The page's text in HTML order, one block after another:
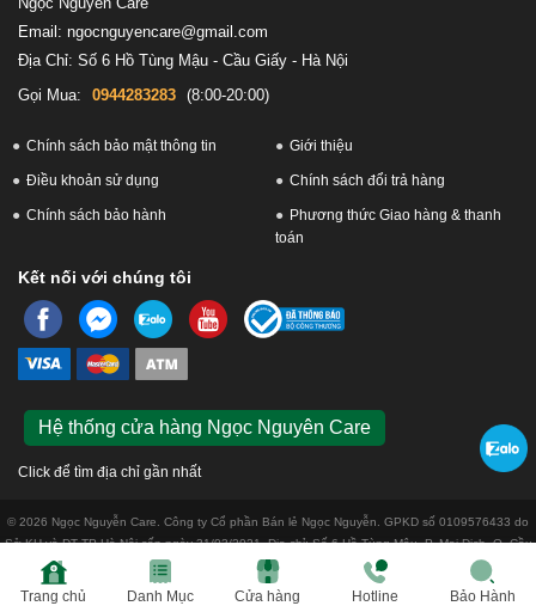
Email: ngocnguyencare@gmail.com
Địa Chỉ: Số 6 Hồ Tùng Mậu - Cầu Giấy - Hà Nội
Gọi Mua:
0944283283 (8:00-20:00)
Chính sách bảo mật thông tin Giới thiệu
Điều khoản sử dụng Chính sách đổi trả hàng
Chính sách bảo hành
Phương thức Giao hàng & thanh
toán
Kết nối với chúng tôi
Hệ thống cửa hàng Ngọc Nguyên Care
Click để tìm địa chỉ gần nhất
© 2026 Ngọc Nguyễn Care. Công ty Cổ phần Bán lẻ Ngọc Nguyễn. GPKD số 0109576433 do
Sở KH và ĐT TP Hà Nội cấp ngày 31/03/2021. Địa chỉ: Số 6 Hồ Tùng Mậu, P. Mai Dịch, Q. Cầu
Giấy, Tp. Hà Nội
Trang chủ Danh Mục Cửa hàng Hotline Bảo Hành